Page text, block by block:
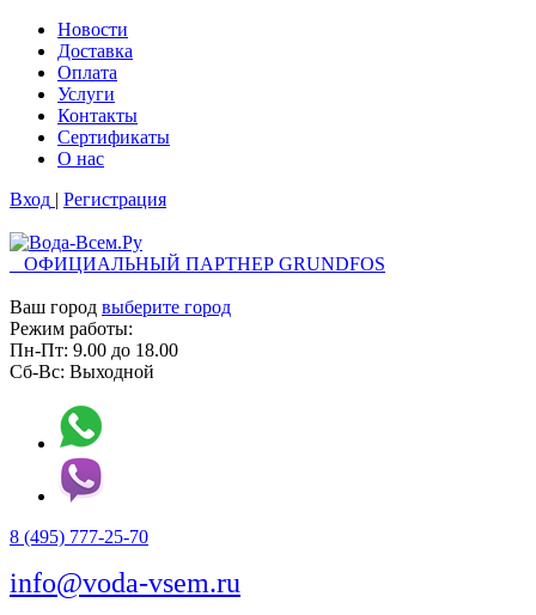
Новости
Доставка
Оплата
Услуги
Контакты
Cертификаты
О нас
Вход | Регистрация
ОФИЦИАЛЬНЫЙ ПАРТНЕР GRUNDFOS
Ваш город выберите город
Режим работы:
Пн-Пт: 9.00 до 18.00
Сб-Вс: Выходной
8 (495) 777-25-70
info@voda-vsem.ru